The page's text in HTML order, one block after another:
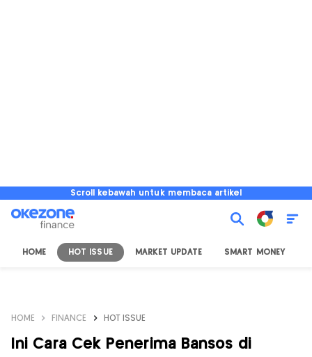
Scroll kebawah untuk membaca artikel
HOME HOT ISSUE MARKET UPDATE SMART MONEY
HOME FINANCE HOT ISSUE
Ini Cara Cek Penerima Bansos di